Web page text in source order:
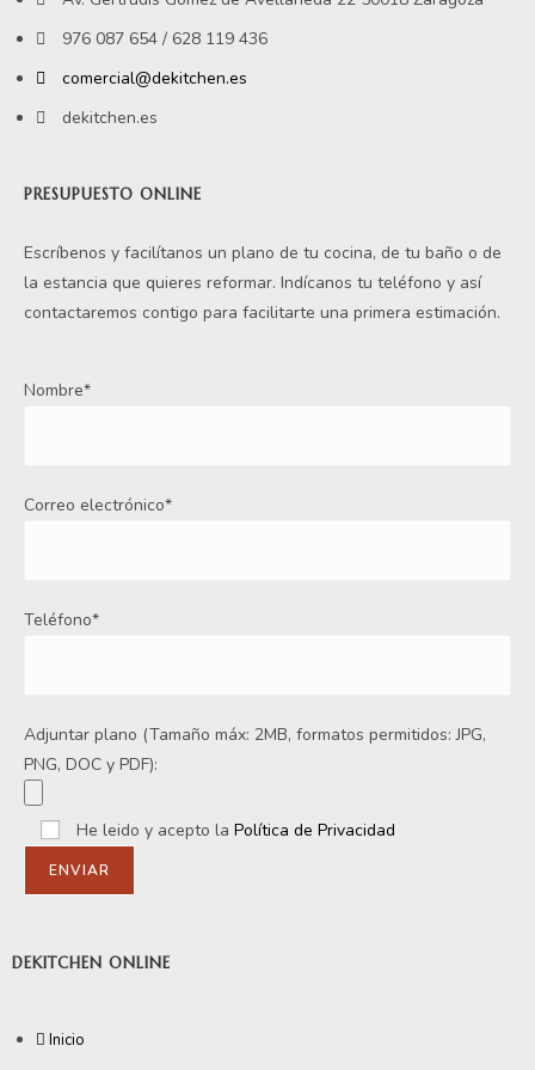
976 087 654 / 628 119 436
comercial@dekitchen.es
dekitchen.es
PRESUPUESTO ONLINE
Escríbenos y facilítanos un plano de tu cocina, de tu baño o de
la estancia que quieres reformar. Indícanos tu teléfono y así
contactaremos contigo para facilitarte una primera estimación.
Nombre*
Correo electrónico*
Teléfono*
Adjuntar plano (Tamaño máx: 2MB, formatos permitidos: JPG,
PNG, DOC y PDF):
He leido y acepto la Política de Privacidad
DEKITCHEN ONLINE
Inicio